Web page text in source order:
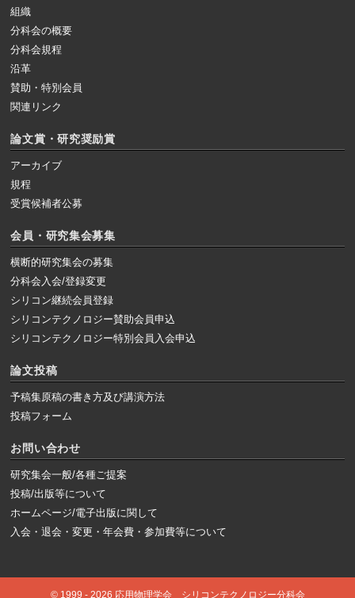
組織
分科会の概要
分科会規程
沿革
賛助・特別会員
関連リンク
論文賞・研究奨励賞
アーカイブ
規程
受賞候補者公募
会員・研究集会募集
横断的研究集会の募集
分科会入会/登録変更
シリコン継続会員登録
シリコンテクノロジー賛助会員申込
シリコンテクノロジー特別会員入会申込
論文投稿
予稿集原稿の書き方及び講演方法
投稿フォーム
お問い合わせ
研究集会一般/各種ご提案
投稿/出版等について
ホームページ/電子出版に関して
入会・退会・変更・年会費・参加費等について
© 1999 - 2026 応用物理学会 シリコンテクノロジー分科会